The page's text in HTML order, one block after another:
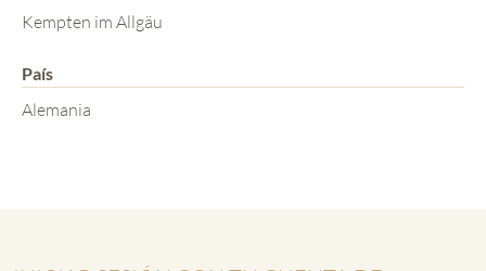
Kempten im Allgäu
País
Alemania